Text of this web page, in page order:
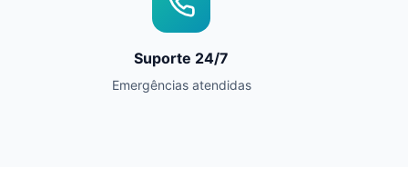
Suporte 24/7
Emergências atendidas